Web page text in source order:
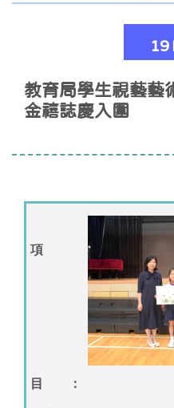
19
教育局學生視藝
金禧誌慶入圍
項
目 ：